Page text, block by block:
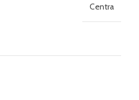
Centra